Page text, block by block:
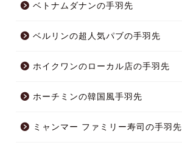
ベトナムダナンの手羽先
ベルリンの超人気パブの手羽先
ホイクワンのローカル店の手羽先
ホーチミンの韓国風手羽先
ミャンマー ファミリー寿司の手羽先